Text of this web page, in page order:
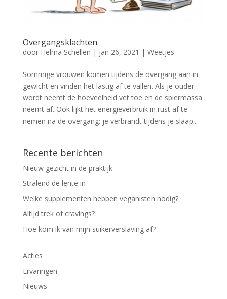
Overgangsklachten
door Helma Schellen | jan 26, 2021 | Weetjes
Sommige vrouwen komen tijdens de overgang aan in
gewicht en vinden het lastig af te vallen. Als je ouder
wordt neemt de hoeveelheid vet toe en de spiermassa
neemt af. Ook lijkt het energieverbruik in rust af te
nemen na de overgang: je verbrandt tijdens je slaap...
Recente berichten
Nieuw gezicht in de praktijk
Stralend de lente in
Welke supplementen hebben veganisten nodig?
Altijd trek of cravings?
Hoe kom ik van mijn suikerverslaving af?
Acties
Ervaringen
Nieuws